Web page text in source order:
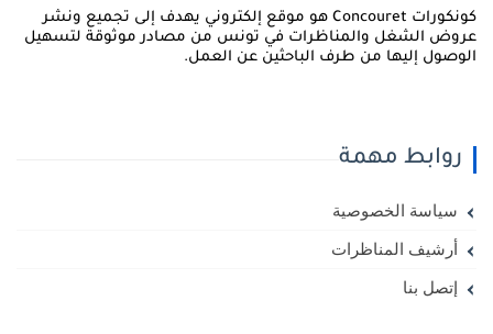
كونكورات Concouret هو موقع إلكتروني يهدف إلى تجميع ونشر
الشغل والمناظرات في تونس من مصادر موثوقة لتسهيل
إليها من طرف الباحثين عن العمل.
روابط مهمة
سياسة الخصوصية
أرشيف المناظرات
إتصل بنا